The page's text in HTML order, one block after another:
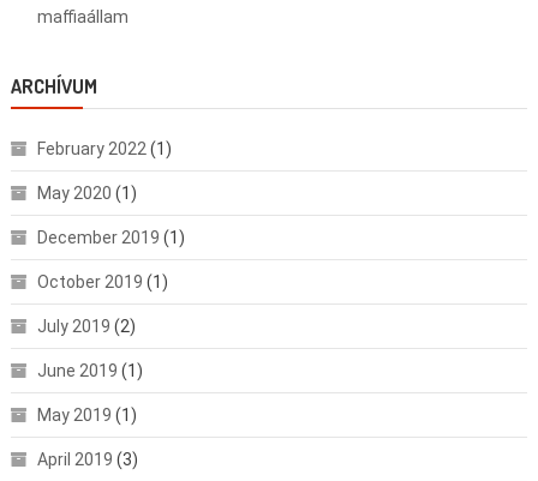
maffiaállam
ARCHÍVUM
February 2022 (1)
May 2020 (1)
December 2019 (1)
October 2019 (1)
July 2019 (2)
June 2019 (1)
May 2019 (1)
April 2019 (3)